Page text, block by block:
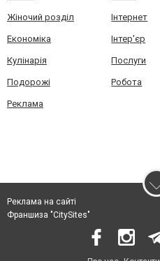
Жіночий розділ Інтернет
Економіка Інтер'єр
Кулінарія Послуги
Подорожі Робота
Реклама
Реклама на сайті
Франшиза "CitySites"